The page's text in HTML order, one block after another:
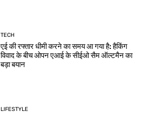
TECH
एई की रफ्तार धीमी करने का समय आ गया है: हैकिंग
विवाद के बीच ओपन एआई के सीईओ सैम ऑल्टमैन का
बड़ा बयान
LIFESTYLE